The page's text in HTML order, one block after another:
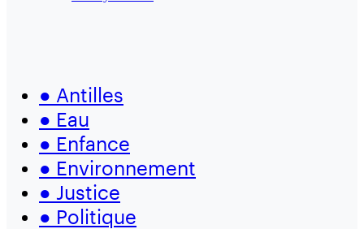
● Antilles
● Eau
● Enfance
● Environnement
● Justice
● Politique